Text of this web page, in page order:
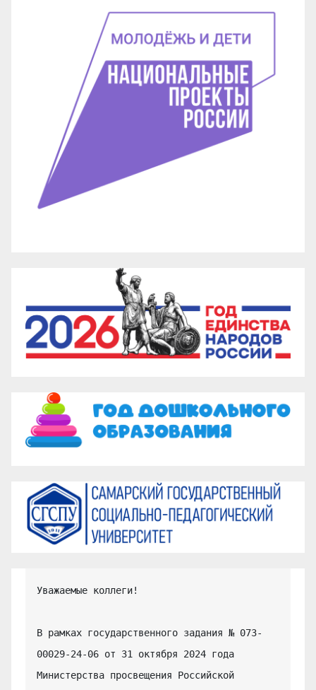
Уважаемые коллеги!
В рамках государственного задания № 073-
00029-24-06 от 31 октября 2024 года
Министерства просвещения Российской